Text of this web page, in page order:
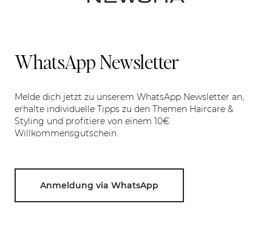
WhatsApp Newsletter
Melde dich jetzt zu unserem WhatsApp Newsletter an,
erhalte individuelle Tipps zu den Themen Haircare &
Styling und profitiere von einem 10€
Willkommensgutschein.
Anmeldung via WhatsApp